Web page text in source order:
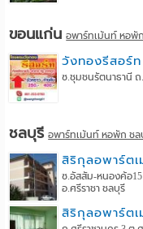
ขอนแก่นอพาร์ทเม้นท์ หอพั
วังทองรีสอร์ท
ซ.ชุมชนรัตนาธานี
ชลบุรีอพาร์ทเม้นท์ หอพัก ชล
ซ.อัสสัม-หนองค้อ
อ.ศรีราชา ชลบุรี